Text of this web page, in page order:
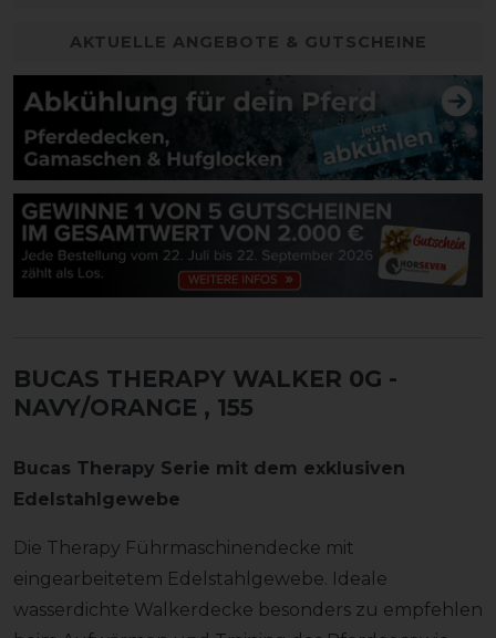
AKTUELLE ANGEBOTE & GUTSCHEINE
BUCAS THERAPY WALKER 0G -
NAVY/ORANGE , 155
Bucas Therapy Serie mit dem exklusiven
Edelstahlgewebe
Die Therapy Führmaschinendecke mit
eingearbeitetem Edelstahlgewebe. Ideale
wasserdichte Walkerdecke besonders zu empfehlen